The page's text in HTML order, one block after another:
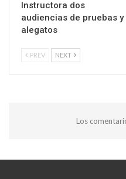
Instructora dos
audiencias de pruebas y
alegatos
PREV NEXT
Los